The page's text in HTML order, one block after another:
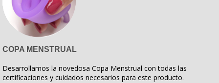
COPA MENSTRUAL
Desarrollamos la novedosa Copa Menstrual con todas las
certificaciones y cuidados necesarios para este producto.